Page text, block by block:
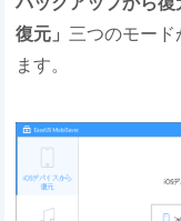
復元」 三つのモー
ます。